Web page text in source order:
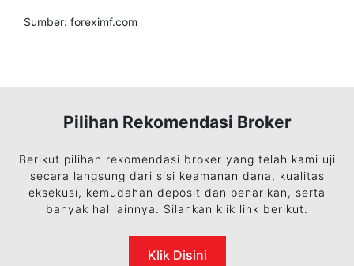
Sumber: foreximf.com
Pilihan Rekomendasi Broker
Berikut pilihan rekomendasi broker yang telah kami uji
secara langsung dari sisi keamanan dana, kualitas
eksekusi, kemudahan deposit dan penarikan, serta
banyak hal lainnya. Silahkan klik link berikut.
Klik Disini